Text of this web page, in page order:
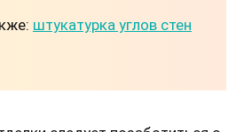
штукатурка углов стен